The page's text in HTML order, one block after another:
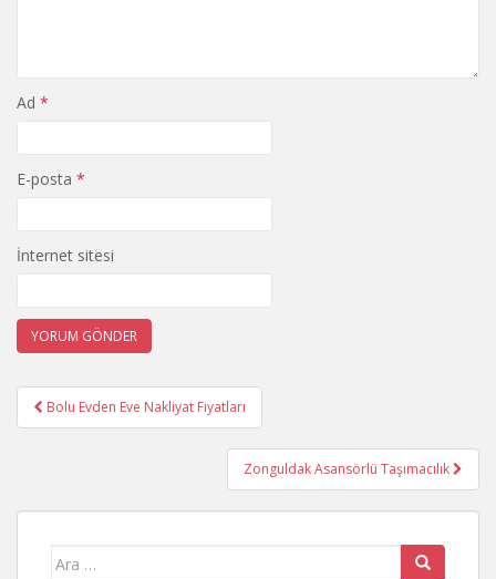
Ad *
E-posta *
İnternet sitesi
Yazı
gezinmesi
Bolu Evden Eve Nakliyat Fiyatları
Zonguldak Asansörlü Taşımacılık
Arama